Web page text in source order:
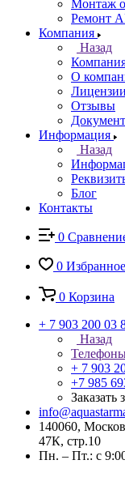
Монтаж
Ремонт
Компания
Назад
О
Лицензии
Отзывы
Информация
Назад
Блог
Контакты
0
0 Избранное
0 Корзина
+ 7 903 200 03
Назад
+ 7 903
+7 985
Заказать
140060,
47К, стр.10
Пн. – Пт.: с